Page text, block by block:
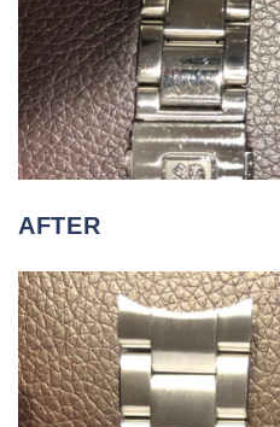
AFTER